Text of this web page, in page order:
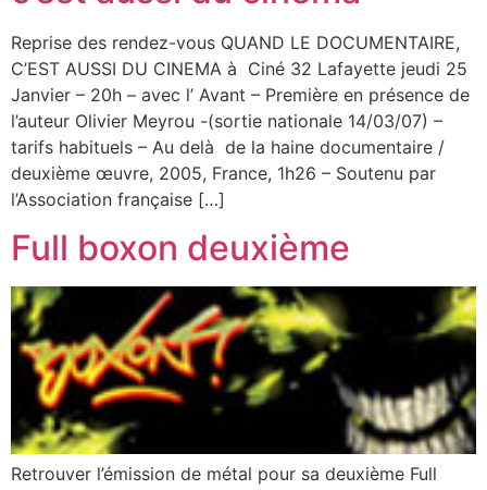
Reprise des rendez-vous QUAND LE DOCUMENTAIRE,
C’EST AUSSI DU CINEMA à Ciné 32 Lafayette jeudi 25
Janvier – 20h – avec l’ Avant – Première en présence de
l’auteur Olivier Meyrou -(sortie nationale 14/03/07) –
tarifs habituels – Au delà de la haine documentaire /
deuxième œuvre, 2005, France, 1h26 – Soutenu par
l’Association française […]
Full boxon deuxième
Retrouver l’émission de métal pour sa deuxième Full